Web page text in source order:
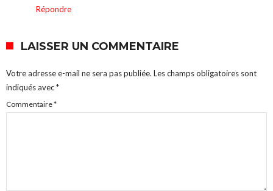
Répondre
LAISSER UN COMMENTAIRE
Votre adresse e-mail ne sera pas publiée. Les champs obligatoires sont
indiqués avec*
Commentaire*